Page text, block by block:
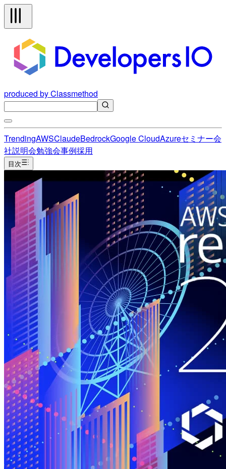
produced by Classmethod
TrendingAWSClaudeBedrockGoogle CloudAzureセミナー会
社説明会勉強会事例採用
目次